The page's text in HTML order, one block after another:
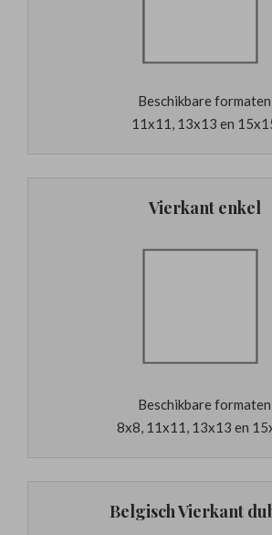
Beschikbare formaten
11x11, 13x13 en
Vierkant enkel
Beschikbare formaten
8x8, 11x11, 13x13 en
Belgisch Vierkant